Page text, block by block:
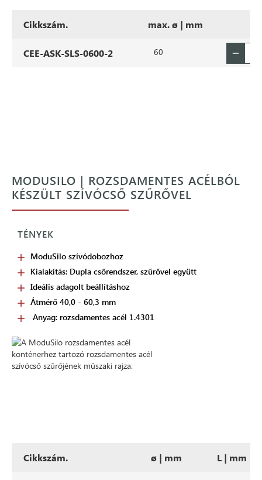
Cikkszám. max. ø | mm
CEE-ASK-SLS-0600-2 60
MODUSILO | ROZSDAMENTES ACÉLBÓL
KÉSZÜLT SZÍVÓCSŐ SZŰRŐVEL
TÉNYEK
ModuSilo szívódobozhoz
Kialakítás: Dupla csőrendszer, szűrővel együtt
Ideális adagolt beállításhoz
Átmérő 40,0 - 60,3 mm
Anyag: rozsdamentes acél 1.4301
Cikkszám. ø | mm L | mm